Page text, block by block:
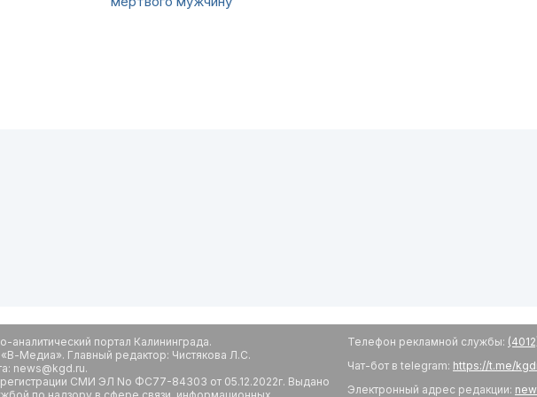
портал Калининграда.
Медиа». Главный редактор: Чистякова Л.С.
news@kgd.ru.
СМИ ЭЛ No ФС77-84303 от 05.12.2022г. Выдано
Телефон рекламной службы:
Чат-бот в telegram: https://t.me/
Электронный адрес редакции: